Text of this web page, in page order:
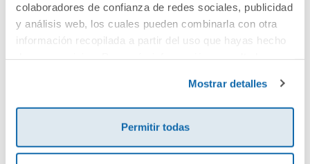
colaboradores de confianza de redes sociales, publicidad
y análisis web, los cuales pueden combinarla con otra
información recopilada a partir del uso que hayas hecho
Mostrar detalles
Permitir todas
Debes iniciar sesión para poder valorarlo